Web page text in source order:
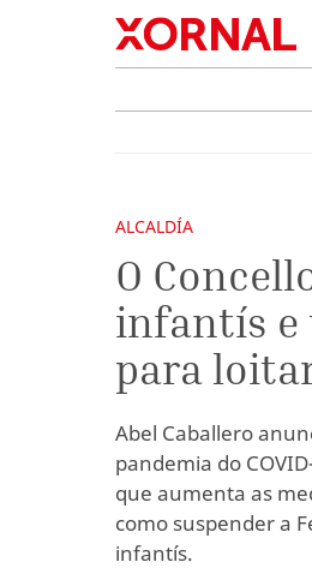
ALCALDÍA
O
infantís e
para
Abel Caballero
pandemia do
que aumenta as
como suspender a
infantís.